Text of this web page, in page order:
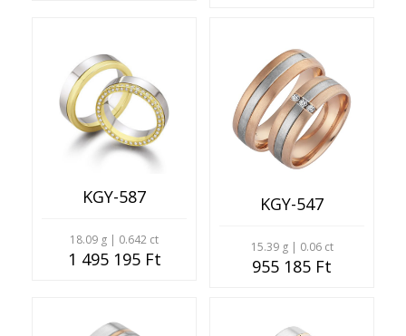
KGY-587
18.09 g | 0.642 ct
1 495 195 Ft
KGY-547
15.39 g | 0.06 ct
955 185 Ft